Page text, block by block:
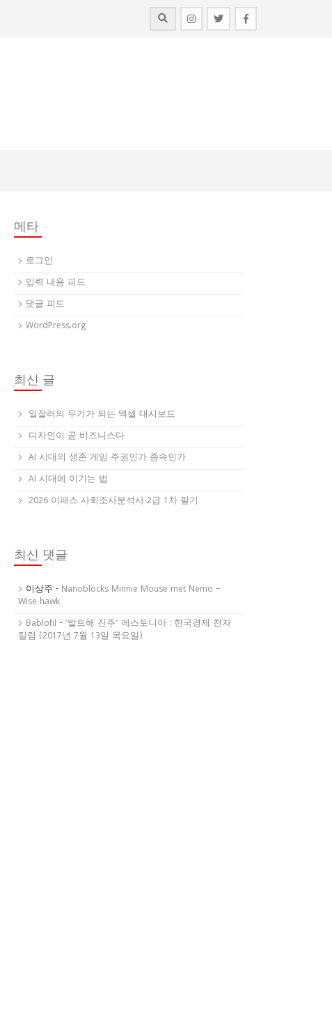
메타
로그인
입력 내용 피드
댓글 피드
WordPress.org
최신 글
일잘러의 무기가 되는 엑셀 대시보드
디자인이 곧 비즈니스다
AI 시대의 생존 게임 주권인가 종속인가
AI 시대에 이기는 법
2026 이패스 사회조사분석사 2급 1차 필기
최신 댓글
이상주 - Nanoblocks Minnie Mouse met Nemo –
Wise hawk
Bablofil - ‘발트해 진주’ 에스토니아 : 한국경제 천자
칼럼 (2017년 7월 13일 목요일)